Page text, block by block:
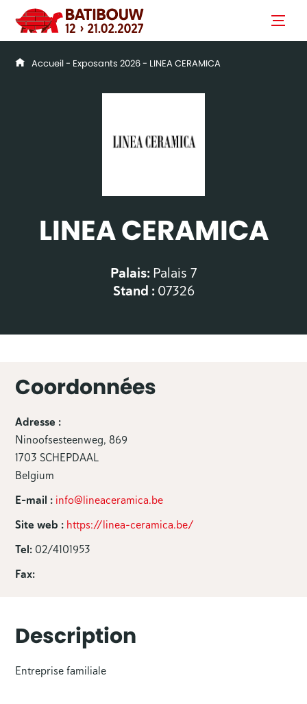
Accueil- Exposants 2026- LINEA CERAMICA
LINEA CERAMICA
Palais: Palais 7
Stand : 07326
Coordonnées
Adresse :
Ninoofsesteenweg, 869
1703 SCHEPDAAL
Belgium
E-mail : info@lineaceramica.be
Site web : https://linea-ceramica.be/
Tel: 02/4101953
Fax:
Description
Entreprise familiale